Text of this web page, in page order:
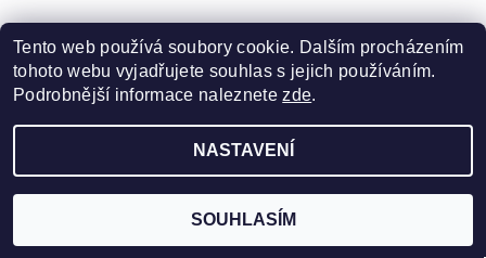
Zboží.cz | Heureka.cz | Davines CZ |
2026 ©Pro krásu vlasů, všechna práva vyhrazena
Vytvořil Shoptet
Tento web používá soubory cookie. Dalším procházením
tohoto webu vyjadřujete souhlas s jejich používáním.
Podrobnější informace naleznetezde.
NASTAVENÍ
SOUHLASÍM